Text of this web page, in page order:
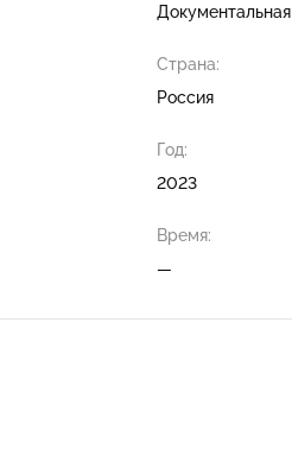
Документальная
Страна:
Россия
Год:
2023
Время:
—